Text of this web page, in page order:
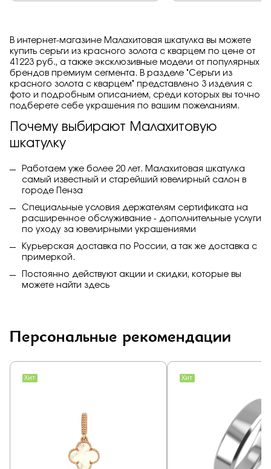
В интернет-магазине Малахитовая шкатулка вы можете
купить серьги из красного золота с кварцем по цене от
41223 руб., а также эксклюзивные модели от популярных
брендов премиум сегмента. В разделе "Серьги из
красного золота с кварцем" представлено 3 изделия с
фото и подробным описанием, среди которых вы точно
подберете себе украшения по вашим пожеланиям.
Почему выбирают Малахитовую
шкатулку
Работаем уже более 20 лет. Малахитовая шкатулка
самый известный и старейший ювелирный салон в
городе Пенза
Специальные условия держателям сертификата на
расширенное обслуживание - дополнительные услуги
по уходу за ювелирными украшениями
Курьерская доставка по России, а так же доставка с
примеркой.
Постоянно действуют акции и скидки, которые вы
можете найти здесь
Персональные рекомендации